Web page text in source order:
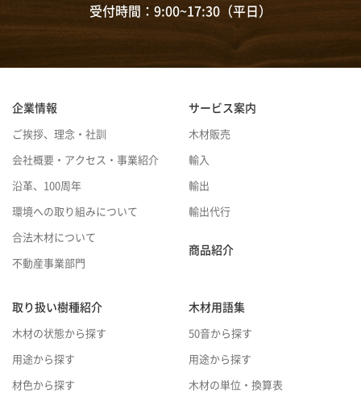
受付時間：9:00~17:30（平日）
企業情報
ご挨拶、理念・社訓
会社概要・アクセス・事業紹介
沿革、100周年
環境への取り組みについて
合法木材について
不動産事業部門
サービス案内
木材販売
輸入
輸出
輸出代行
商品紹介
取り扱い樹種紹介
木材の状態から探す
用途から探す
材色から探す
木材用語集
50音から探す
用途から探す
木材の単位・換算表